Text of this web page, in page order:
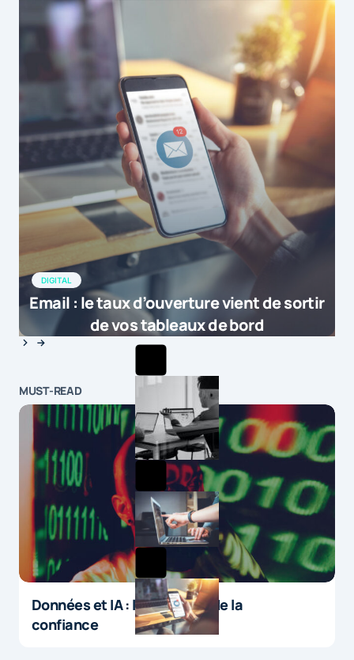
DIGITAL
Email : le taux d’ouverture vient de sortir
de vos tableaux de bord
MUST-READ
Données et IA : le paradoxe de la
confiance